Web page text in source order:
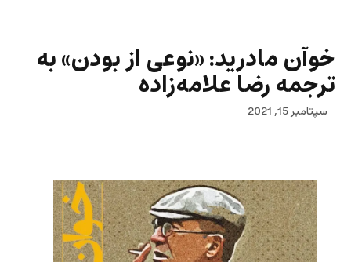
خوآن مادرید: «نوعی از بودن» به
ترجمه رضا علامه‌زاده
سپتامبر 15, 2021